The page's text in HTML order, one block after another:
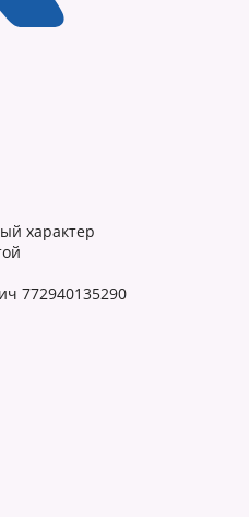
характер
772940135290